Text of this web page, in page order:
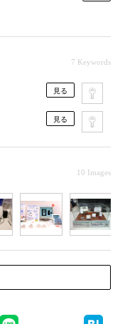
7 Keywords
見る
見る
10 Images